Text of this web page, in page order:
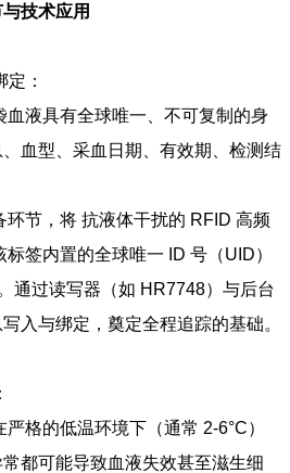
技术应用
：
液具有全球唯一、不可复制的身
血型、采血日期、有效期、检测结
节，将 抗液体干扰的 RFID 高频
签内置的全球唯一 ID 号（UID）
通过读写器（如 HR7748）与后台
入与绑定，奠定全程追踪的基础。
格的低温环境下（通常 2-6°C）
都可能导致血液失效甚至滋生细